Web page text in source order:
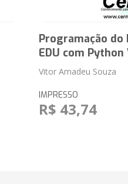
Programação do
EDU com Python
Vitor Amadeu Souza
IMPRESSO
R$ 43,74